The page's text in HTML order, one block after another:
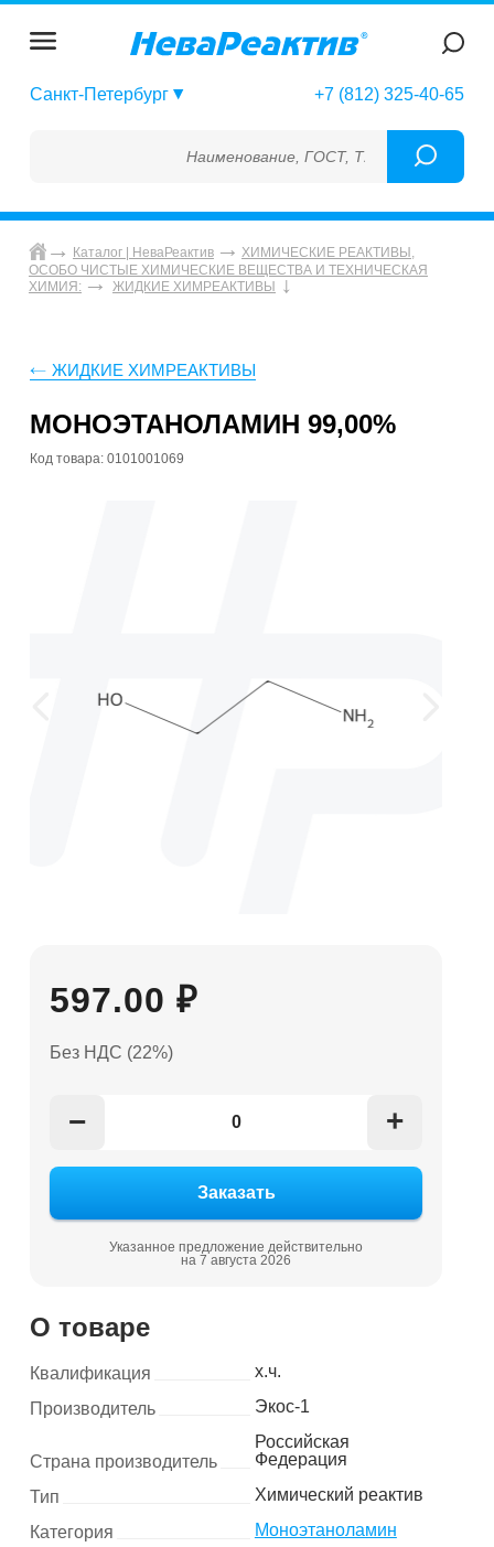
Санкт-Петербург +7 (812) 325-40-65
Наименование, ГОСТ, ТУ, ГСО, МСО, ОСО,
Каталог | НеваРеактив
ХИМИЧЕСКИЕ РЕАКТИВЫ,
ОСОБО ЧИСТЫЕ ХИМИЧЕСКИЕ ВЕЩЕСТВА И ТЕХНИЧЕСКАЯ
ХИМИЯ:
ЖИДКИЕ ХИМРЕАКТИВЫ
ЖИДКИЕ ХИМРЕАКТИВЫ
МОНОЭТАНОЛАМИН 99,00%
Код товара: 0101001069
597.00 ₽
Без НДС (22%)
− +
Указанное предложение действительно
на 7 августа 2026
О товаре
Квалификация
х.ч.
Производитель
Экос-1
Страна производитель
Российская
Федерация
Тип
Химический реактив
Категория
Моноэтаноламин